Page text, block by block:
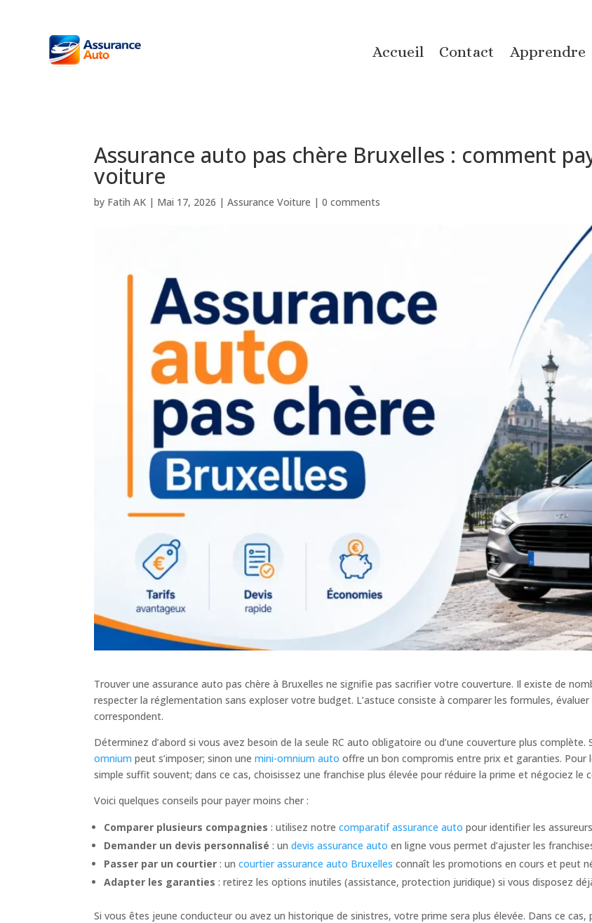
Accueil Contact Apprendre
Assurance auto pas chère Bruxelles : comment
voiture
by Fatih AK | Mai 17, 2026 |Assurance Voiture |0 comments
Trouver une assurance auto pas chère à Bruxelles ne signifie pas sacrifier votre couverture. Il existe de
respecter la réglementation sans exploser votre budget. L’astuce consiste à comparer les formules,
correspondent.
Déterminez d’abord si vous avez besoin de la seule RC auto obligatoire ou d’une couverture plus
omnium peut s’imposer; sinon unemini-omnium auto offre un bon compromis entre prix et garanties. Pour
simple suffit souvent; dans ce cas, choisissez une franchise plus élevée pour réduire la prime et négociez le
Voici quelques conseils pour payer moins cher :
Comparer plusieurs compagnies : utilisez notrecomparatif assurance auto pour identifier les
Demander un devis personnalisé : undevis assurance auto en ligne vous permet d’ajuster les
Passer par un courtier : uncourtier assurance auto Bruxelles connaît les promotions en cours et peut
Adapter les garanties : retirez les options inutiles (assistance, protection juridique) si vous disposez
Si vous êtes jeune conducteur ou avez un historique de sinistres, votre prime sera plus élevée. Dans ce